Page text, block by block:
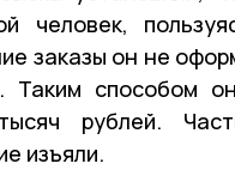
человек,
заказы он не
Таким способом
рублей.
изъяли.